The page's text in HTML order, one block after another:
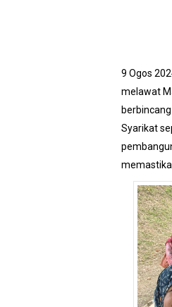
9 Ogos
melawat
Syarikat